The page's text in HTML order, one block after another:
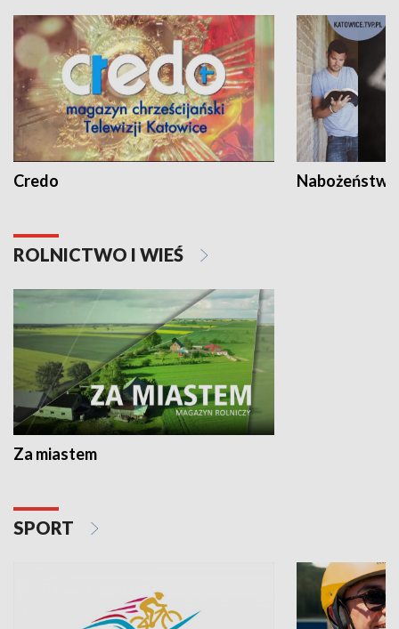
Credo
ROLNICTWO I WIEŚ
Za miastem
SPORT